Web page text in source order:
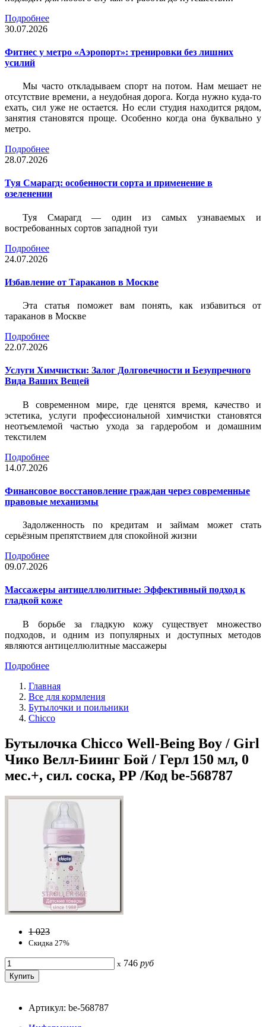
Подробнее
30.07.2026
Фитнес у метро «Аэропорт»: тренировки без лишних
усилий
Мы часто откладываем спорт на потом. Нам мешает не
отсутствие времени, а неудобная дорога. Когда нужно куда-то
ехать, сил уже не остается. Но если студия находится рядом,
занятия становятся проще. Особенно когда она буквально у
метро.
Подробнее
28.07.2026
Туя Смарагд: особенности сорта и применение в
озеленении
Туя Смарагд — один из самых узнаваемых и
востребованных сортов западной туи
Подробнее
24.07.2026
Избавление от Тараканов в Москве
Эта статья поможет вам понять, как избавиться от
тараканов в Москве
Подробнее
22.07.2026
Услуги Химчистки: Залог Долговечности и Безупречного
Вида Ваших Вещей
В современном мире, где ценятся время, качество и
эстетика, услуги профессиональной химчистки становятся
неотъемлемой частью ухода за гардеробом и домашним
текстилем
Подробнее
14.07.2026
Финансовое восстановление граждан через современные
правовые механизмы
Задолженность по кредитам и займам может стать
серьёзным препятствием для спокойной жизни
Подробнее
09.07.2026
Массажеры антицеллюлитные: Эффективный подход к
гладкой коже
В борьбе за гладкую кожу существует множество
подходов, и одним из популярных и доступных методов
являются антицеллюлитные массажеры
Подробнее
Главная
Все для кормления
Бутылочки и поильники
Chicco
Бутылочка Chicco Well-Being Boy / Girl
Чико Велл-Биинг Бой / Герл 150 мл, 0
мес.+, сил. соска, РР /Код be-568787
1 023
Скидка 27%
x 746 руб
Артикул: be-568787